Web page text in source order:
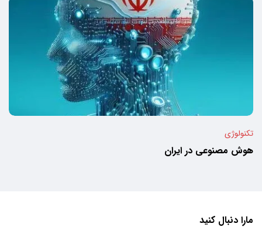
تکنولوژی
هوش مصنوعی در ایران
مارا دنبال کنید